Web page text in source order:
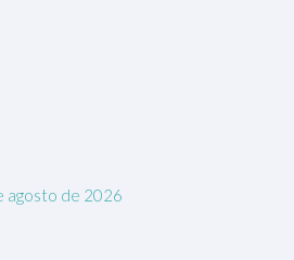
agosto de 2026